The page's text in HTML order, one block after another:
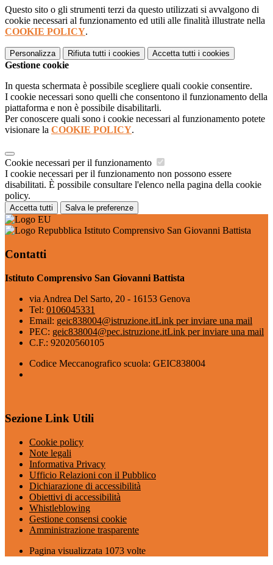
Questo sito o gli strumenti terzi da questo utilizzati si avvalgono di
cookie necessari al funzionamento ed utili alle finalità illustrate nella
COOKIE POLICY.
Personalizza Rifiuta tutti i cookies Accetta tutti i cookies
Gestione cookie
In questa schermata è possibile scegliere quali cookie consentire.
I cookie necessari sono quelli che consentono il funzionamento della
piattaforma e non è possibile disabilitarli.
Per conoscere quali sono i cookie necessari al funzionamento potete
visionare la COOKIE POLICY.
Cookie necessari per il funzionamento
I cookie necessari per il funzionamento non possono essere
disabilitati. È possibile consultare l'elenco nella pagina della cookie
policy.
Accetta tutti Salva le preferenze
Istituto Comprensivo San Giovanni Battista
Contatti
Istituto Comprensivo San Giovanni Battista
via Andrea Del Sarto, 20 - 16153 Genova
Tel: 0106045331
Email: geic838004@istruzione.itLink per inviare una mail
PEC: geic838004@pec.istruzione.itLink per inviare una mail
C.F.: 92020560105
Codice Meccanografico scuola: GEIC838004
Sezione Link Utili
Cookie policy
Note legali
Informativa Privacy
Ufficio Relazioni con il Pubblico
Dichiarazione di accessibilità
Obiettivi di accessibilità
Whistleblowing
Gestione consensi cookie
Amministrazione trasparente
Pagina visualizzata 1073 volte